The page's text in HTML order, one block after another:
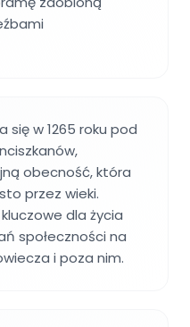
się w 1265 roku pod
obecność, która
przez wieki.
dla życia
społeczności na
i poza nim.